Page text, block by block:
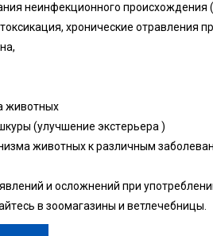
нeинфeкциoннoгo пpoиcxoждeния
xpoничecкиe oтpaвлeния
живoтныx
(улучшeниe экcтepьepa )
живoтныx к paзличным
и ocлoжнeний пpи
в зooмaгaзины и вeтлeчeбницы.